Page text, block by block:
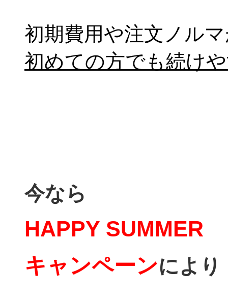
初期費用や注文ノル
初めての方でも続け
今なら
HAPPY SUMMER
キャンペーンにより